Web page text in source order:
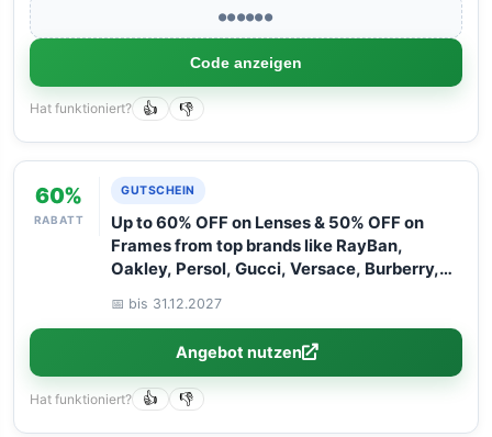
●●●●●●
Code anzeigen
Hat funktioniert? 👍 👎
60%
RABATT
GUTSCHEIN
Up to 60% OFF on Lenses & 50% OFF on
Frames from top brands like RayBan,
Oakley, Persol, Gucci, Versace, Burberry,
📅 bis 31.12.2027
Angebot nutzen
Hat funktioniert? 👍 👎